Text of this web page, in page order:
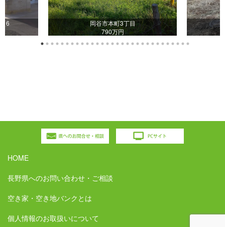
岡谷市本町3丁目
790万円
HOME
長野県へのお問い合わせ・ご相談
空き家・空き地バンクとは
個人情報のお取扱いについて